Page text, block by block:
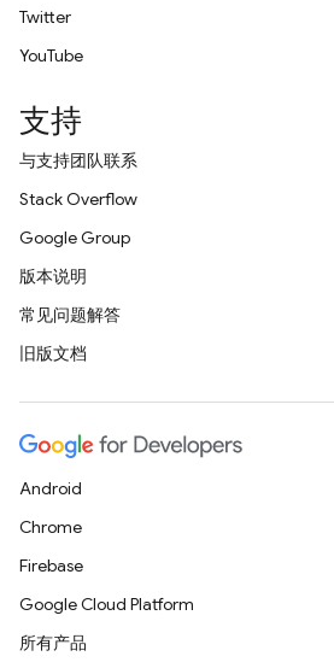
Twitter
YouTube
支持
与支持团队联系
Stack Overflow
Google Group
版本说明
常见问题解答
旧版文档
Android
Chrome
Firebase
Google Cloud Platform
所有产品